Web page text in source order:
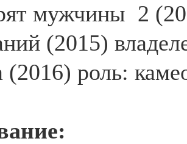
мужчины 2
(2015)
(2016) роль: